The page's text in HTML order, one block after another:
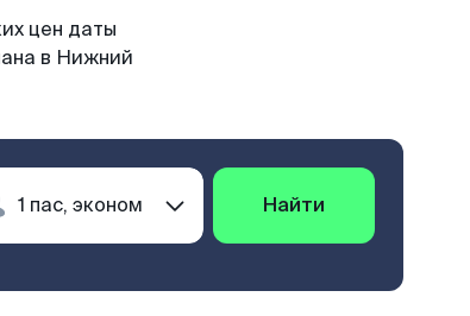
цен даты
в Нижний
Найти